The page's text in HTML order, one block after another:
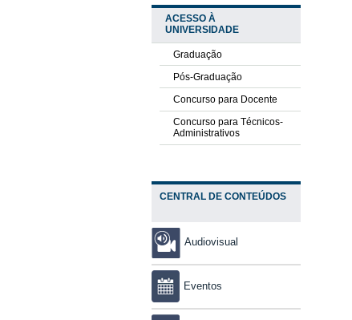
ACESSO À
UNIVERSIDADE
Graduação
Pós-Graduação
Concurso para Docente
Concurso para Técnicos-
Administrativos
CENTRAL DE CONTEÚDOS
Audiovisual
Eventos